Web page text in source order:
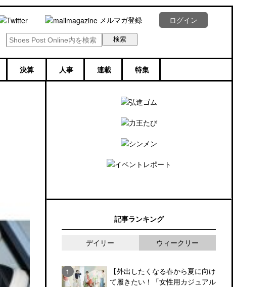
メルマガ登録 ログイン
決算 人事 連載 特集
記事ランキング
デイリー ウィークリー
【外出したくなる春から夏に向け
て履きたい！「女性用カジュアル